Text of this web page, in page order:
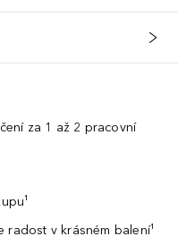
za 1 až 2 pracovní
radost v krásném balení¹